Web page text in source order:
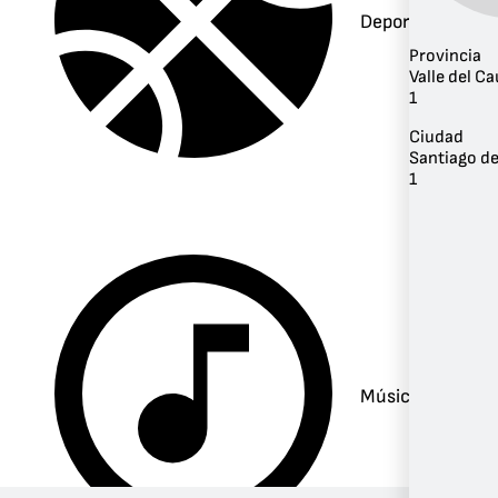
Deportes
Música
Provincia
Valle del
1
Ciudad
Santiago
1